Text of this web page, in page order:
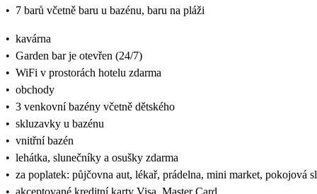
• 7 barů včetně baru u bazénu, baru na pláži
• kavárna
• Garden bar je otevřen (24/7)
• WiFi v prostorách hotelu zdarma
• obchody
• 3 venkovní bazény včetně dětského
• skluzavky u bazénu
• vnitřní bazén
• lehátka, slunečníky a osušky zdarma
• za poplatek: půjčovna aut, lékař, prádelna, mini market, pokojová